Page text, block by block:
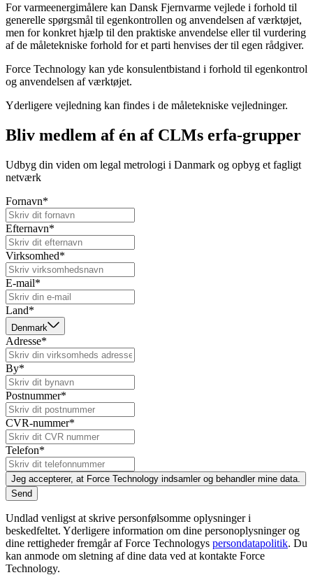
For varmeenergimålere kan Dansk Fjernvarme vejlede i forhold til
generelle spørgsmål til egenkontrollen og anvendelsen af værktøjet,
men for konkret hjælp til den praktiske anvendelse eller til vurdering
af de måletekniske forhold for et parti henvises der til egen rådgiver.
Force Technology kan yde konsulentbistand i forhold til egenkontrol
og anvendelsen af værktøjet.
Yderligere vejledning kan findes i de måletekniske vejledninger.
Bliv medlem af én af CLMs erfa-grupper
Udbyg din viden om legal metrologi i Danmark og opbyg et fagligt
netværk
Fornavn*
Efternavn*
Virksomhed*
E-mail*
Land*
Denmark
Adresse*
By*
Postnummer*
CVR-nummer*
Telefon*
Jeg accepterer, at Force Technology indsamler og behandler mine data.
Send
Undlad venligst at skrive personfølsomme oplysninger i
beskedfeltet. Yderligere information om dine personoplysninger og
dine rettigheder fremgår af Force Technologys persondatapolitik. Du
kan anmode om sletning af dine data ved at kontakte Force
Technology.